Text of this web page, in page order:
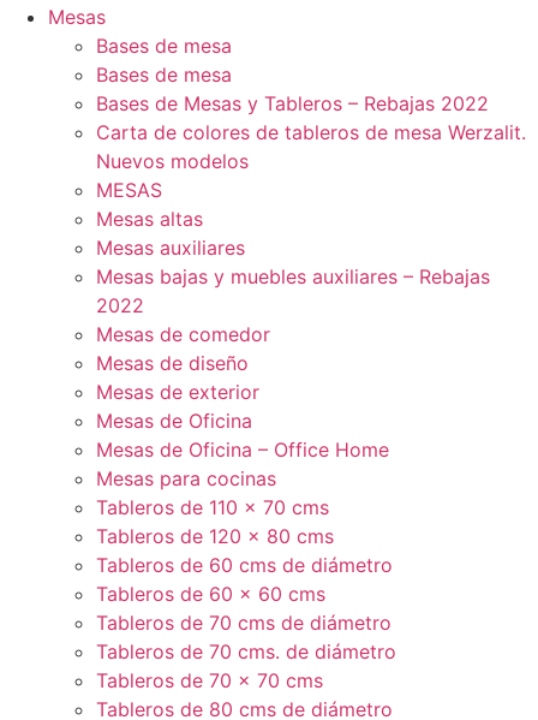
Mesas
Bases de mesa
Bases de mesa
Bases de Mesas y Tableros – Rebajas 2022
Carta de colores de tableros de mesa Werzalit.
Nuevos modelos
MESAS
Mesas altas
Mesas auxiliares
Mesas bajas y muebles auxiliares – Rebajas
2022
Mesas de comedor
Mesas de diseño
Mesas de exterior
Mesas de Oficina
Mesas de Oficina – Office Home
Mesas para cocinas
Tableros de 110 x 70 cms
Tableros de 120 x 80 cms
Tableros de 60 cms de diámetro
Tableros de 60 x 60 cms
Tableros de 70 cms de diámetro
Tableros de 70 cms. de diámetro
Tableros de 70 x 70 cms
Tableros de 80 cms de diámetro